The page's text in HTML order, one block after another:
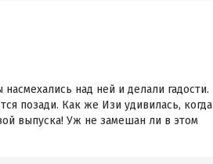
над ней и делали гадости.
позади. Как же Изи удивилась, когда
выпуска! Уж не замешан ли в этом